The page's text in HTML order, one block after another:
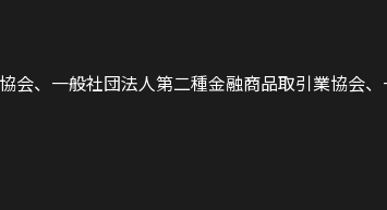
会、一般社団法人第二種金融商品取引業協会